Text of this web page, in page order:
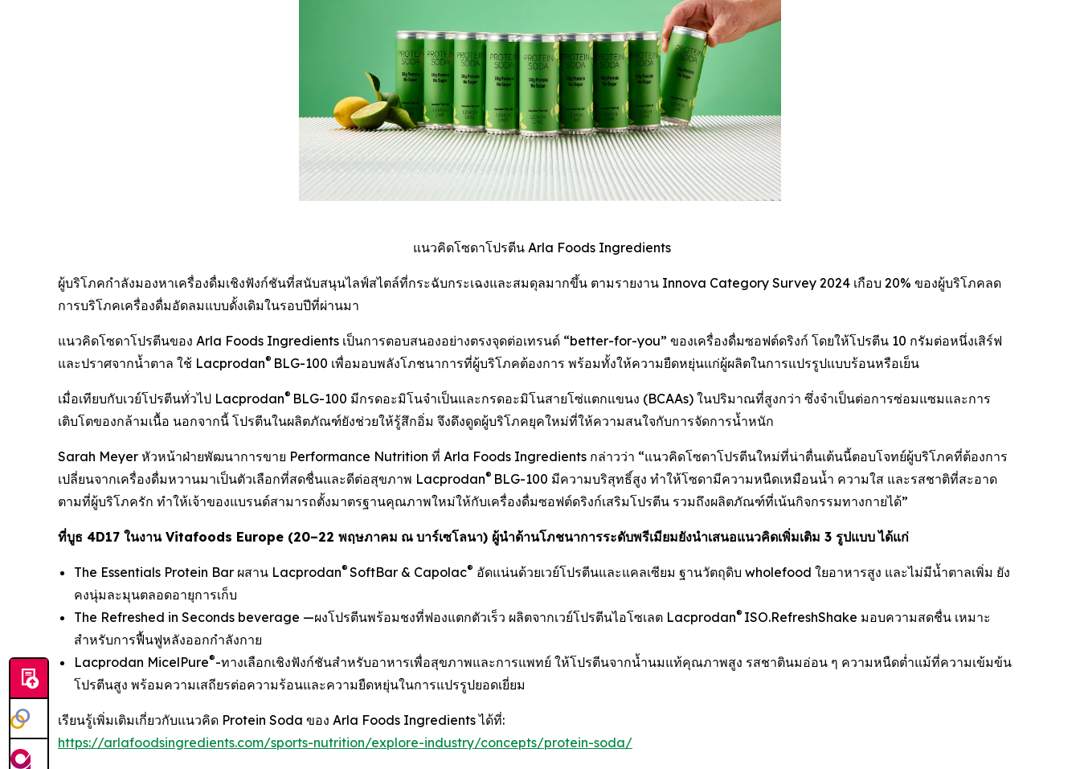
แนวคิดโซดาโปรตีน Arla Foods Ingredients
ผู้บริโภคกำลังมองหาเครื่องดื่มเชิงฟังก์ชันที่สนับสนุนไลฟ์สไตล์ที่กระฉับกระเฉงและสมดุลมากขึ้น ตามรายงาน Innova Category Survey 2024 เกือบ 20% ของผู้บริโภคลด
การบริโภคเครื่องดื่มอัดลมแบบดั้งเดิมในรอบปีที่ผ่านมา
แนวคิดโซดาโปรตีนของ Arla Foods Ingredients เป็นการตอบสนองอย่างตรงจุดต่อเทรนด์ “better-for-you” ของเครื่องดื่มซอฟต์ดริงก์ โดยให้โปรตีน 10 กรัมต่อหนึ่งเสิร์ฟ
และปราศจากน้ำตาล ใช้ Lacprodan® BLG-100 เพื่อมอบพลังโภชนาการที่ผู้บริโภคต้องการ พร้อมทั้งให้ความยืดหยุ่นแก่ผู้ผลิตในการแปรรูปแบบร้อนหรือเย็น
เมื่อเทียบกับเวย์โปรตีนทั่วไป Lacprodan® BLG-100 มีกรดอะมิโนจำเป็นและกรดอะมิโนสายโซ่แตกแขนง (BCAAs) ในปริมาณที่สูงกว่า ซึ่งจำเป็นต่อการซ่อมแซมและการ
เติบโตของกล้ามเนื้อ นอกจากนี้ โปรตีนในผลิตภัณฑ์ยังช่วยให้รู้สึกอิ่ม จึงดึงดูดผู้บริโภคยุคใหม่ที่ให้ความสนใจกับการจัดการน้ำหนัก
Sarah Meyer หัวหน้าฝ่ายพัฒนาการขาย Performance Nutrition ที่ Arla Foods Ingredients กล่าวว่า “แนวคิดโซดาโปรตีนใหม่ที่น่าตื่นเต้นนี้ตอบโจทย์ผู้บริโภคที่ต้องการ
เปลี่ยนจากเครื่องดื่มหวานมาเป็นตัวเลือกที่สดชื่นและดีต่อสุขภาพ Lacprodan® BLG-100 มีความบริสุทธิ์สูง ทำให้โซดามีความหนืดเหมือนน้ำ ความใส และรสชาติที่สะอาด
ตามที่ผู้บริโภครัก ทำให้เจ้าของแบรนด์สามารถตั้งมาตรฐานคุณภาพใหม่ให้กับเครื่องดื่มซอฟต์ดริงก์เสริมโปรตีน รวมถึงผลิตภัณฑ์ที่เน้นกิจกรรมทางกายได้”
ที่บูธ 4D17 ในงานVitafoods Europe (20–22 พฤษภาคม ณ บาร์เซโลนา) ผู้นำด้านโภชนาการระดับพรีเมียมยังนำเสนอแนวคิดเพิ่มเติม 3 รูปแบบ ได้แก่
The Essentials Protein Bar ผสาน Lacprodan® SoftBar & Capolac® อัดแน่นด้วยเวย์โปรตีนและแคลเซียม ฐานวัตถุดิบ wholefood ใยอาหารสูง และไม่มีน้ำตาลเพิ่ม ยัง
คงนุ่มละมุนตลอดอายุการเก็บ
The Refreshed in Seconds beverage —ผงโปรตีนพร้อมชงที่ฟองแตกตัวเร็ว ผลิตจากเวย์โปรตีนไอโซเลต Lacprodan® ISO.RefreshShake มอบความสดชื่น เหมาะ
สำหรับการฟื้นฟูหลังออกกำลังกาย
Lacprodan MicelPure®-ทางเลือกเชิงฟังก์ชันสำหรับอาหารเพื่อสุขภาพและการแพทย์ ให้โปรตีนจากน้ำนมแท้คุณภาพสูง รสชาตินมอ่อน ๆ ความหนืดต่ำแม้ที่ความเข้มข้น
โปรตีนสูง พร้อมความเสถียรต่อความร้อนและความยืดหยุ่นในการแปรรูปยอดเยี่ยม
เรียนรู้เพิ่มเติมเกี่ยวกับแนวคิด Protein Soda ของ Arla Foods Ingredients ได้ที่:
https://arlafoodsingredients.com/sports-nutrition/explore-industry/concepts/protein-soda/